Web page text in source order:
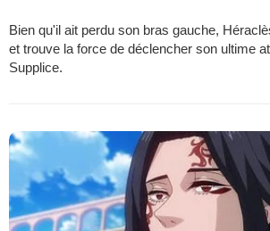
Bien qu'il ait perdu son bras gauche,
et trouve la force de déclencher son ultime
Supplice.